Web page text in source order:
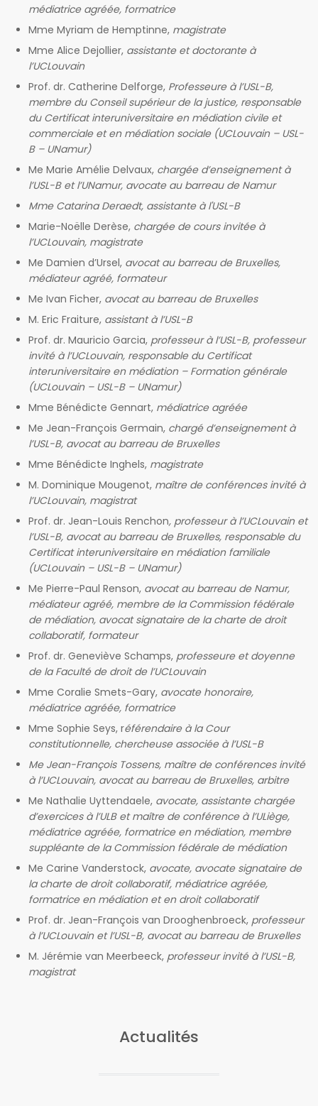
médiatrice agréée, formatrice
Mme Myriam de Hemptinne, magistrate
Mme Alice Dejollier, assistante et doctorante à
l’UCLouvain
Prof. dr. Catherine Delforge, Professeure à l’USL-B,
membre du Conseil supérieur de la justice, responsable
du Certificat interuniversitaire en médiation civile et
commerciale et en médiation sociale (UCLouvain – USL-
B – UNamur)
Me Marie Amélie Delvaux, chargée d’enseignement à
l’USL-B et l’UNamur, avocate au barreau de Namur
Mme Catarina Deraedt, assistante à l'USL-B
Marie-Noëlle Derèse, chargée de cours invitée à
l’UCLouvain, magistrate
Me Damien d’Ursel, avocat au barreau de Bruxelles,
médiateur agréé, formateur
Me Ivan Ficher, avocat au barreau de Bruxelles
M. Eric Fraiture, assistant à l’USL-B
Prof. dr. Mauricio Garcia, professeur à l’USL-B, professeur
invité à l’UCLouvain, responsable du Certificat
interuniversitaire en médiation – Formation générale
(UCLouvain – USL-B – UNamur)
Mme Bénédicte Gennart, médiatrice agréée
Me Jean-François Germain, chargé d’enseignement à
l’USL-B, avocat au barreau de Bruxelles
Mme Bénédicte Inghels, magistrate
M. Dominique Mougenot, maître de conférences invité à
l’UCLouvain, magistrat
Prof. dr. Jean-Louis Renchon, professeur à l’UCLouvain et
l’USL-B, avocat au barreau de Bruxelles, responsable du
Certificat interuniversitaire en médiation familiale
(UCLouvain – USL-B – UNamur)
Me Pierre-Paul Renson, avocat au barreau de Namur,
médiateur agréé, membre de la Commission fédérale
de médiation, avocat signataire de la charte de droit
collaboratif, formateur
Prof. dr. Geneviève Schamps, professeure et doyenne
de la Faculté de droit de l’UCLouvain
Mme Coralie Smets-Gary, avocate honoraire,
médiatrice agréée, formatrice
Mme Sophie Seys, référendaire à la Cour
constitutionnelle, chercheuse associée à l’USL-B
Me Jean-François Tossens, maître de conférences invité
à l’UCLouvain, avocat au barreau de Bruxelles, arbitre
Me Nathalie Uyttendaele, avocate, assistante chargée
d’exercices à l’ULB et maître de conférence à l’ULiège,
médiatrice agréée, formatrice en médiation, membre
suppléante de la Commission fédérale de médiation
Me Carine Vanderstock, avocate, avocate signataire de
la charte de droit collaboratif, médiatrice agréée,
formatrice en médiation et en droit collaboratif
Prof. dr. Jean-François van Drooghenbroeck, professeur
à l’UCLouvain et l’USL-B, avocat au barreau de Bruxelles
M. Jérémie van Meerbeeck, professeur invité à l’USL-B,
magistrat
Actualités